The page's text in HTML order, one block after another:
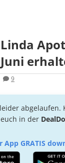
Linda
9
abgelaufen.
in der
App GRATIS